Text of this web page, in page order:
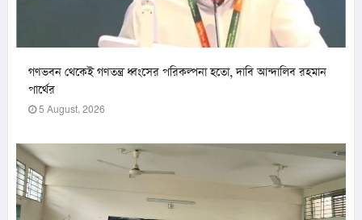
গণভবন থেকেই গণতন্ত্র ধ্বংসের পরিকল্পনা হতো, দাবি আন্দালিব রহমান
পার্থের
5 August, 2026